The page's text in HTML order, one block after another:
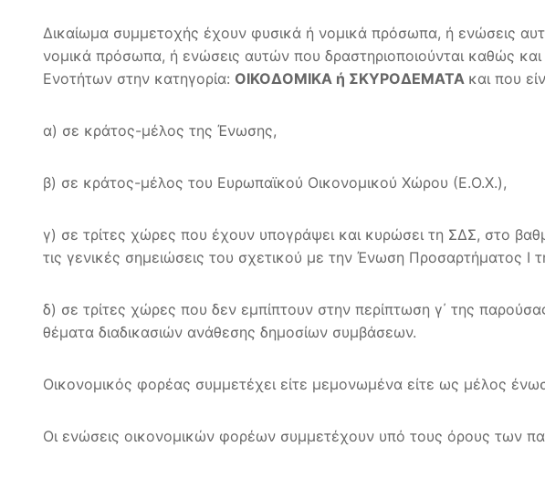
Δικαίωμα συμμετοχής έχουν φυσικά ή νομικά πρόσωπα, ή ενώσεις
νομικά πρόσωπα, ή ενώσεις αυτών που δραστηριοποιούνται καθώς
Ενοτήτων στην κατηγορία: ΟΙΚΟΔΟΜΙΚΑ ή ΣΚΥΡΟΔΕΜΑΤΑ και που
α) σε κράτος-μέλος της Ένωσης,
β) σε κράτος-μέλος του Ευρωπαϊκού Οικονομικού Χώρου (Ε.Ο.Χ.),
γ) σε τρίτες χώρες που έχουν υπογράψει και κυρώσει τη ΣΔΣ, στο
τις γενικές σημειώσεις του σχετικού με την Ένωση Προσαρτήματος
δ) σε τρίτες χώρες που δεν εμπίπτουν στην περίπτωση γ΄ της
θέματα διαδικασιών ανάθεσης δημοσίων συμβάσεων.
Οικονομικός φορέας συμμετέχει είτε μεμονωμένα είτε ως μέλος
Οι ενώσεις οικονομικών φορέων συμμετέχουν υπό τους όρους των